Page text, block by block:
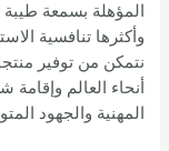
المؤهلة بسمعة طيبة
وأكثرها تنافسية
نتمكن من توفير
أنحاء العالم
المهنية والجهود